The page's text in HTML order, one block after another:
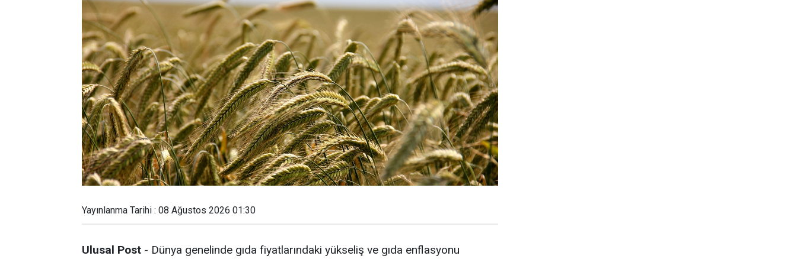
Yayınlanma Tarihi : 08 Ağustos 2026 01:30
Ulusal Post - Dünya genelinde gıda fiyatlarındaki yükseliş ve gıda enflasyonu